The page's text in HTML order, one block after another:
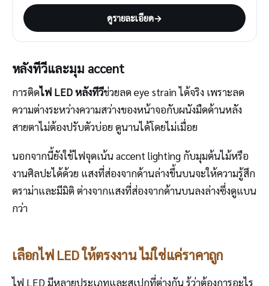
ดูรายละเอียด→
หลังทีวีและมุม accent
การติดไฟ LED หลังทีวีช่วยลด eye strain ได้จริง เพราะลด
ความต่างระหว่างความสว่างของหน้าจอกับผนังมืดด้านหลัง
สายตาไม่ต้องปรับตัวบ่อย ดูนานได้โดยไม่เมื่อย
นอกจากนี้ยังใช้ไฟจุดเน้น accent lighting กับมุมต้นไม้หรือ
งานศิลปะได้ด้วย แสงที่ส่องจากด้านล่างขึ้นบนจะให้ความรู้สึก
ดราม่าและมีมิติ ต่างจากแสงที่ส่องจากด้านบนลงล่างซึ่งดูแบน
กว่า
เลือกไฟ LED ให้ตรงงาน ไม่ใช่แค่ราคาถูก
ไฟ LED มีหลายประเภทและสเปกที่ต่างกัน รู้ว่าต้องการอะไร